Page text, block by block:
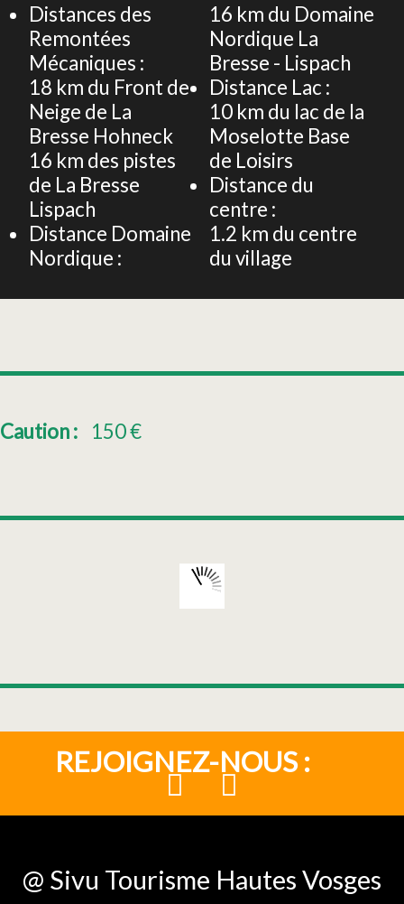
Distances des
Remontées
Mécaniques :
18 km du Front de
Neige de La
Bresse Hohneck
16 km des pistes
de La Bresse
Lispach
Distance Domaine
Nordique :
16 km du Domaine
Nordique La
Bresse - Lispach
Distance Lac :
10 km du lac de la
Moselotte Base
de Loisirs
Distance du
centre :
1.2 km du centre
du village
Caution : 150€
REJOIGNEZ-NOUS :
@ Sivu Tourisme Hautes Vosges